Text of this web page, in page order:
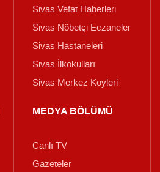
Sivas Vefat Haberleri
Sivas Nöbetçi Eczaneler
Sivas Hastaneleri
Sivas İlkokulları
Sivas Merkez Köyleri
MEDYA BÖLÜMÜ
Canlı TV
Gazeteler